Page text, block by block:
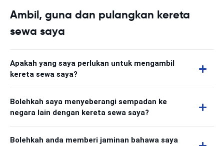
Ambil, guna dan pulangkan kereta
sewa saya
Apakah yang saya perlukan untuk mengambil
kereta sewa saya?
Bolehkah saya menyeberangi sempadan ke
negara lain dengan kereta sewa saya?
Bolehkah anda memberi jaminan bahawa saya